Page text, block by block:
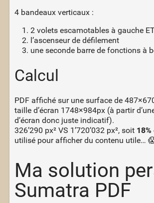
4 bandeaux verticaux :
2 volets escamotables à gauche
l’ascenseur de défilement
une seconde barre de fonctions à
Calcul
PDF affiché sur une surface de
taille d’écran 1748×984px (à partir
d’écran donc juste indicatif).
326’290 px² VS 1’720’032 px², soit 18%
utilisé pour afficher du contenu utile…
Ma solution
Sumatra PDF